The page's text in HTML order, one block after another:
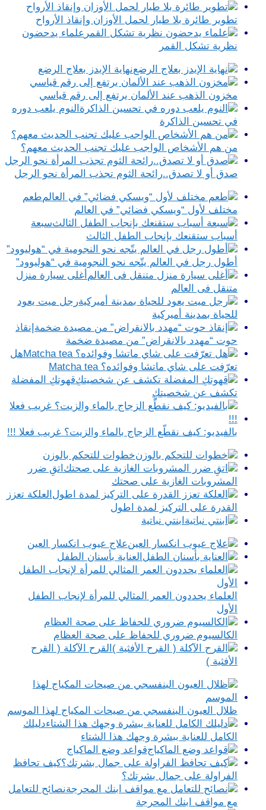
تطوير طائرة بلا طيار لحمل الأوزان وإنقاذ الأرواح
علماء يدحضون
نظرية تشكل القمر
نهاية الإيدز بعلاج الرضع
مخزون الذهب عند الألمان يرتفع إلى رقم قياسي
النوم يلعب دوره
في تحسين الذاكرة
من هم الأشخاص الواجب عليك تجنب الحديث معهم؟
صدق أو لا تصدق..رائحة الثوم تجذب المرأة نحو الرجل
طعم
مختلف لأول “ويسكي فضائي” في العالم
سبعة
أسباب ستقنعك بإنجاب الطفل الثالث
أطول رجل في العالم يتّجه نحو النجومية في “هوليوود”
أغلى سيارة منزل
متنقل فى العالم
رجل ميت يعود
للحياة بمدينة أميركية
إنقاذ
حوت “مهدد بالانقراض” من مصيدة ضخمة
هل
تعرّفت على شاي ماتشا وفوائده؟ Matcha tea
قهوتكِ المفضلة
تكشف عن شخصيتكِ
بالفيديو: كيف نقطّع الزجاج بالماء والزيت؟ غريب فعلا !!!
خطوات للتحكم بالوزن
اتقِ ضرر
المشروبات الغازية على صحتك
العلكة تعزز
القدرة على التركيز لمدة اطول
ابنتي نباتية
علاج عيوب انكسار العين
العناية بأسنان الطفل
العلماء يحددون العمر المثالي للمرأة لإنجاب الطفل
الأول
الكالسيوم ضروري للحفاظ على صحة العظام
القرح الآكلة ( القرح
الأفثية )
ظلال العيون البنفسجي من صيحات المكياج لهذا الموسم
دليلك
الكامل للعناية ببشرة وجهك هذا الشتاء
قواعد وضع الماكياج
كيف تحافظ
الفراولة على جمال بشرتك؟
نصائح للتعامل
مع مواقف ابنك المحرجة